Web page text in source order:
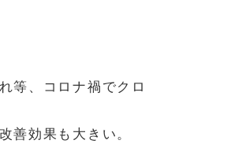
等、コロナ禍でクロ
善効果も大きい。